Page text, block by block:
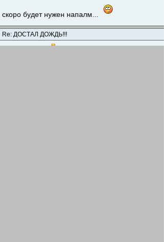
скоро будет нужен напалм...
Re: ДОСТАЛ ДОЖДЬ!!!